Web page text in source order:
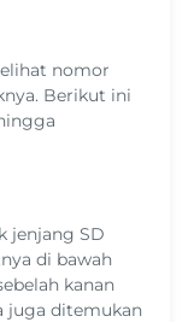
nomor
Berikut ini
jenjang SD
di bawah
kanan
juga ditemukan